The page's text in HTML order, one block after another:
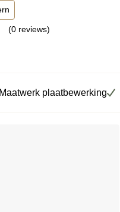
(0 reviews)
Maatwerk plaatbewerking